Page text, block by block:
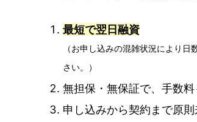
最短で翌日融資
（お申し込みの混雑状況により
さい。）
無担保・無保証で、手数
申し込みから契約まで原